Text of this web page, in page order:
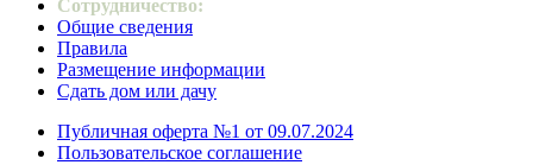
Сотрудничество:
Общие сведения
Правила
Размещение информации
Сдать дом или дачу
Публичная оферта №1 от 09.07.2024
Пользовательское соглашение